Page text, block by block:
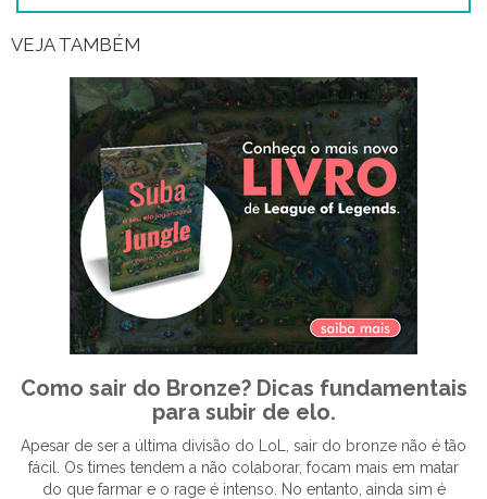
VEJA TAMBÉM
Como sair do Bronze? Dicas fundamentais
para subir de elo.
Apesar de ser a última divisão do LoL, sair do bronze não é tão
fácil. Os times tendem a não colaborar, focam mais em matar
do que farmar e o rage é intenso. No entanto, ainda sim é